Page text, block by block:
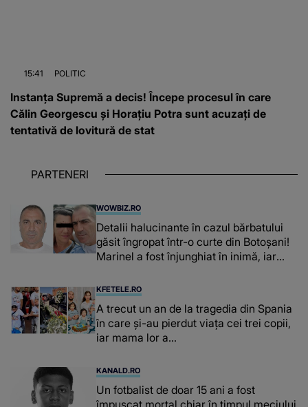
15:41 POLITIC
Instanța Supremă a decis! Începe procesul în care
Călin Georgescu și Horațiu Potra sunt acuzați de
tentativă de lovitură de stat
PARTENERI
WOWBIZ.RO
Detalii halucinante în cazul bărbatului
găsit îngropat într-o curte din Botoșani!
Marinel a fost înjunghiat în inimă, iar
suspecți
KFETELE.RO
A trecut un an de la tragedia din Spania
în care și-au pierdut viața cei trei copii,
iar mama lor a…
KANALD.RO
Un fotbalist de doar 15 ani a fost